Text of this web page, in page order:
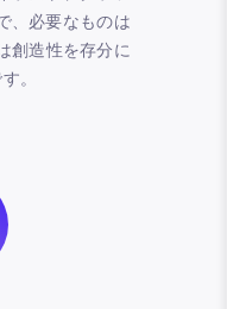
、必要なものは
創造性を存分に
。